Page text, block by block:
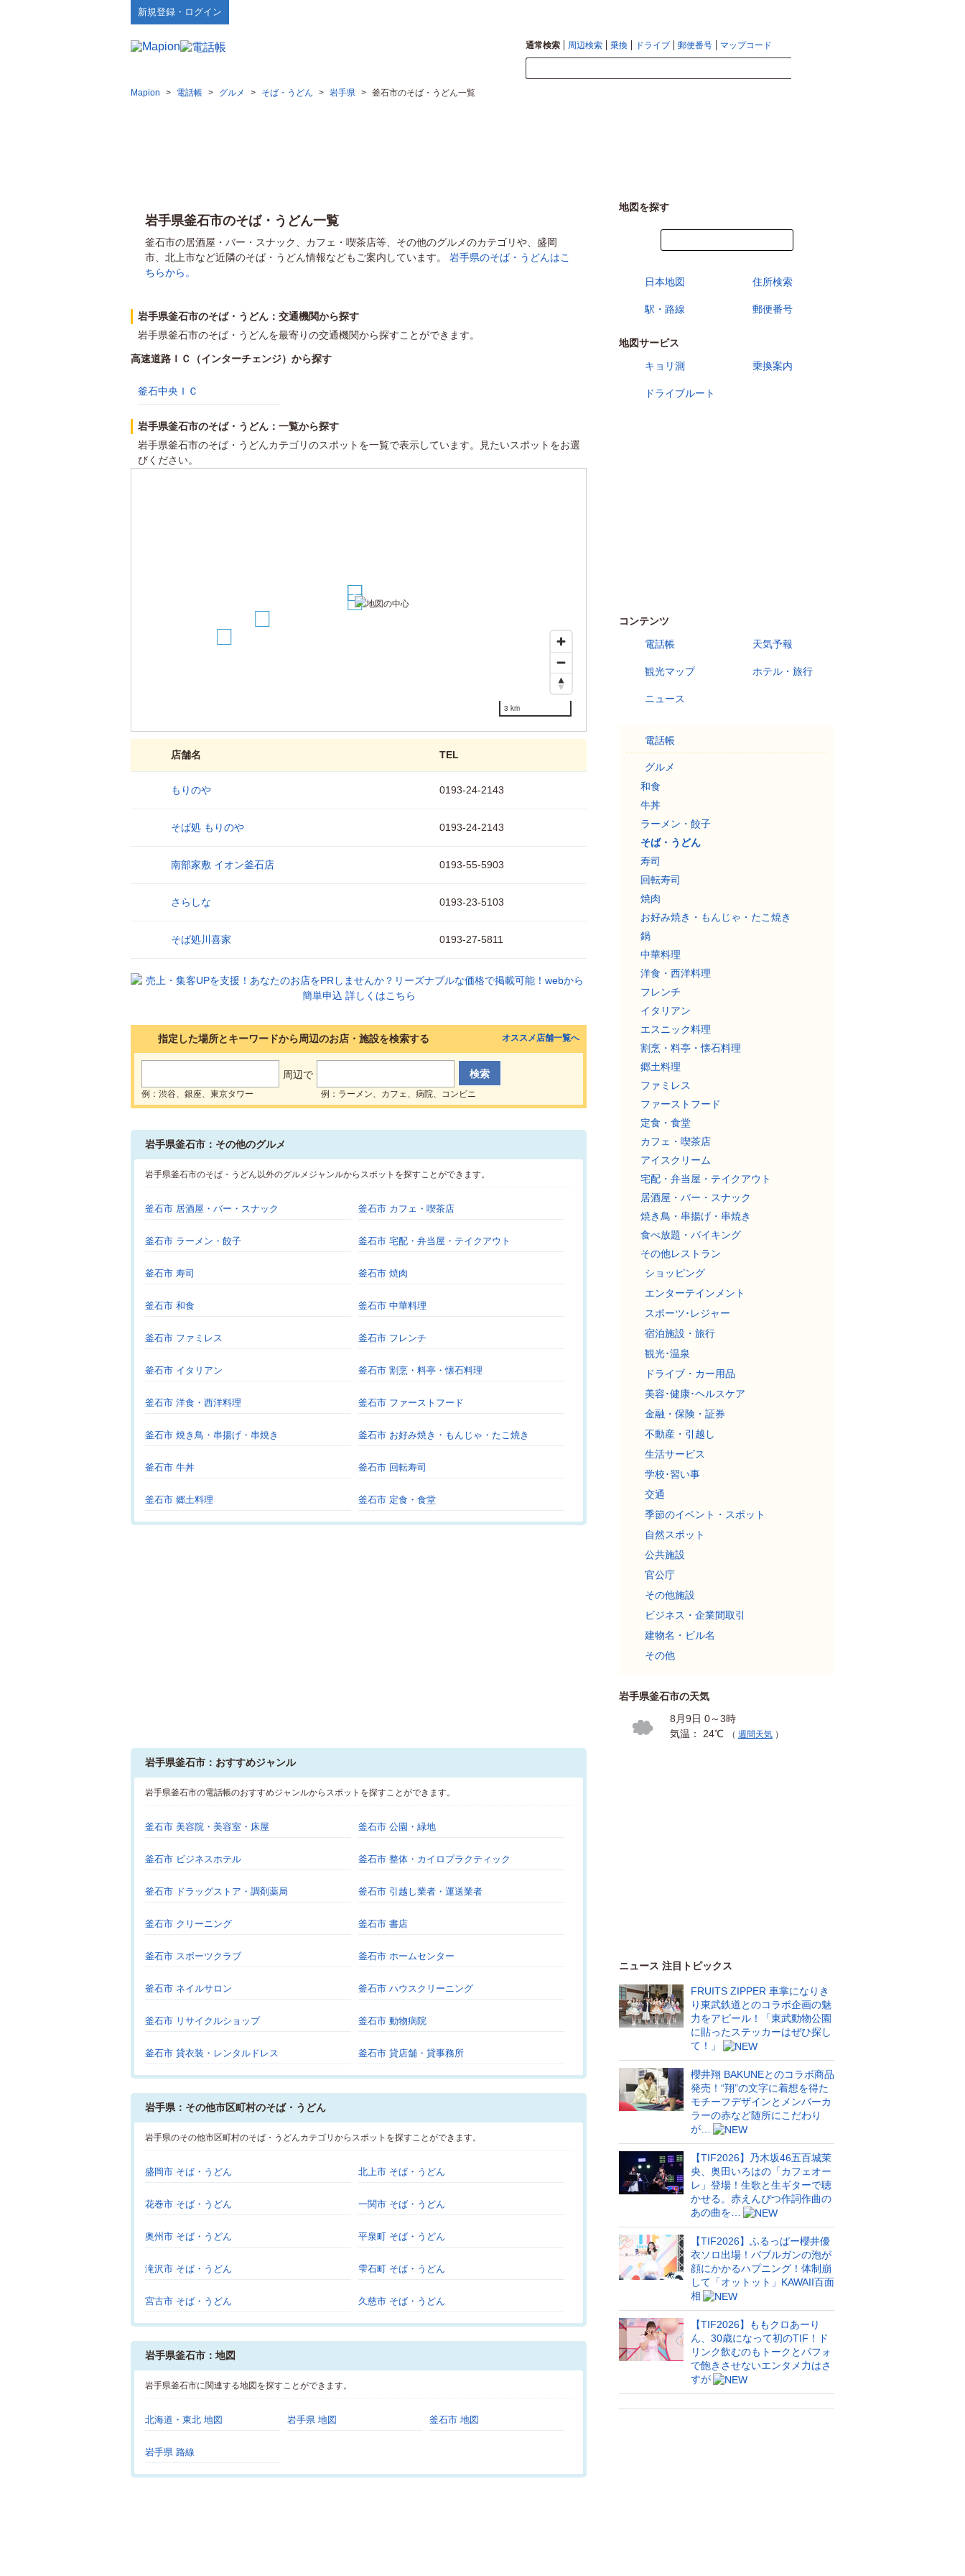
新規登録・ログイン
通常検索 周辺検索 乗換 ドライブ 郵便番号 マップコード
Mapion > 電話帳 > グルメ > そば・うどん > 岩手県 > 釜石市のそば・うどん一覧
岩手県釜石市のそば・うどん一覧
釜石市の居酒屋・バー・スナック、カフェ・喫茶店等、その他のグルメのカテゴリや、盛岡
市、北上市など近隣のそば・うどん情報などもご案内しています。 岩手県のそば・うどんはこ
ちらから。
岩手県釜石市のそば・うどん：交通機関から探す
岩手県釜石市のそば・うどんを最寄りの交通機関から探すことができます。
高速道路ＩＣ（インターチェンジ）から探す
釜石中央ＩＣ
岩手県釜石市のそば・うどん：一覧から探す
岩手県釜石市のそば・うどんカテゴリのスポットを一覧で表示しています。見たいスポットをお選
びください。
1
2
3
3 km
店舗名 TEL
もりのや 0193-24-2143
そば処 もりのや 0193-24-2143
南部家敷 イオン釜石店 0193-55-5903
さらしな 0193-23-5103
そば処川喜家 0193-27-5811
指定した場所とキーワードから周辺のお店・施設を検索する
周辺で
例：渋谷、銀座、東京タワー 例：ラーメン、カフェ、病院、コンビニ
オススメ店舗一覧へ
岩手県釜石市：その他のグルメ
岩手県釜石市のそば・うどん以外のグルメジャンルからスポットを探すことができます。
釜石市 居酒屋・バー・スナック 釜石市 カフェ・喫茶店
釜石市 ラーメン・餃子 釜石市 宅配・弁当屋・テイクアウト
釜石市 寿司 釜石市 焼肉
釜石市 和食 釜石市 中華料理
釜石市 ファミレス 釜石市 フレンチ
釜石市 イタリアン 釜石市 割烹・料亭・懐石料理
釜石市 洋食・西洋料理 釜石市 ファーストフード
釜石市 焼き鳥・串揚げ・串焼き 釜石市 お好み焼き・もんじゃ・たこ焼き
釜石市 牛丼 釜石市 回転寿司
釜石市 郷土料理 釜石市 定食・食堂
岩手県釜石市：おすすめジャンル
岩手県釜石市の電話帳のおすすめジャンルからスポットを探すことができます。
釜石市 美容院・美容室・床屋 釜石市 公園・緑地
釜石市 ビジネスホテル 釜石市 整体・カイロプラクティック
釜石市 ドラッグストア・調剤薬局 釜石市 引越し業者・運送業者
釜石市 クリーニング 釜石市 書店
釜石市 スポーツクラブ 釜石市 ホームセンター
釜石市 ネイルサロン 釜石市 ハウスクリーニング
釜石市 リサイクルショップ 釜石市 動物病院
釜石市 貸衣装・レンタルドレス 釜石市 貸店舗・貸事務所
岩手県：その他市区町村のそば・うどん
岩手県のその他市区町村のそば・うどんカテゴリからスポットを探すことができます。
盛岡市 そば・うどん 北上市 そば・うどん
花巻市 そば・うどん 一関市 そば・うどん
奥州市 そば・うどん 平泉町 そば・うどん
滝沢市 そば・うどん 雫石町 そば・うどん
宮古市 そば・うどん 久慈市 そば・うどん
岩手県釜石市：地図
岩手県釜石市に関連する地図を探すことができます。
北海道・東北 地図 岩手県 地図 釜石市 地図
岩手県 路線
地図を探す
日本地図 住所検索
駅・路線 郵便番号
地図サービス
キョリ測
乗換案内
ドライブルート
コンテンツ
電話帳
天気予報
観光マップ ホテル・旅行
ニュース
電話帳
グルメ
和食
牛丼
ラーメン・餃子
そば・うどん
寿司
回転寿司
焼肉
お好み焼き・もんじゃ・たこ焼き
鍋
中華料理
洋食・西洋料理
フレンチ
イタリアン
エスニック料理
割烹・料亭・懐石料理
郷土料理
ファミレス
ファーストフード
定食・食堂
カフェ・喫茶店
アイスクリーム
宅配・弁当屋・テイクアウト
居酒屋・バー・スナック
焼き鳥・串揚げ・串焼き
食べ放題・バイキング
その他レストラン
ショッピング
エンターテインメント
スポーツ･レジャー
宿泊施設・旅行
観光･温泉
ドライブ・カー用品
美容･健康･ヘルスケア
金融・保険・証券
不動産・引越し
生活サービス
学校･習い事
交通
季節のイベント・スポット
自然スポット
公共施設
官公庁
その他施設
ビジネス・企業間取引
建物名・ビル名
その他
岩手県釜石市の天気
8月9日 0～3時
気温： 24℃
（ 週間天気 ）
ニュース 注目トピックス
FRUITS ZIPPER 車掌になりき
り東武鉄道とのコラボ企画の魅
力をアピール！「東武動物公園
に貼ったステッカーはぜひ探し
て！」
櫻井翔 BAKUNEとのコラボ商品
発売！“翔”の文字に着想を得た
モチーフデザインとメンバーカ
ラーの赤など随所にこだわり
が…
【TIF2026】乃木坂46五百城茉
央、奥田いろはの「カフェオー
レ」登場！生歌と生ギターで聴
かせる。赤えんぴつ作詞作曲の
あの曲を…
【TIF2026】ふるっぱー櫻井優
衣ソロ出場！バブルガンの泡が
顔にかかるハプニング！体制崩
して「オットット」KAWAII百面
相
【TIF2026】ももクロあーり
ん、30歳になって初のTIF！ド
リンク飲むのもトークとパフォ
で飽きさせないエンタメ力はさ
すが